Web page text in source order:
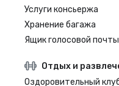
Услуги консьержа
Хранение багажа
Ящик голосовой почты
Отдых и
Оздоровительный